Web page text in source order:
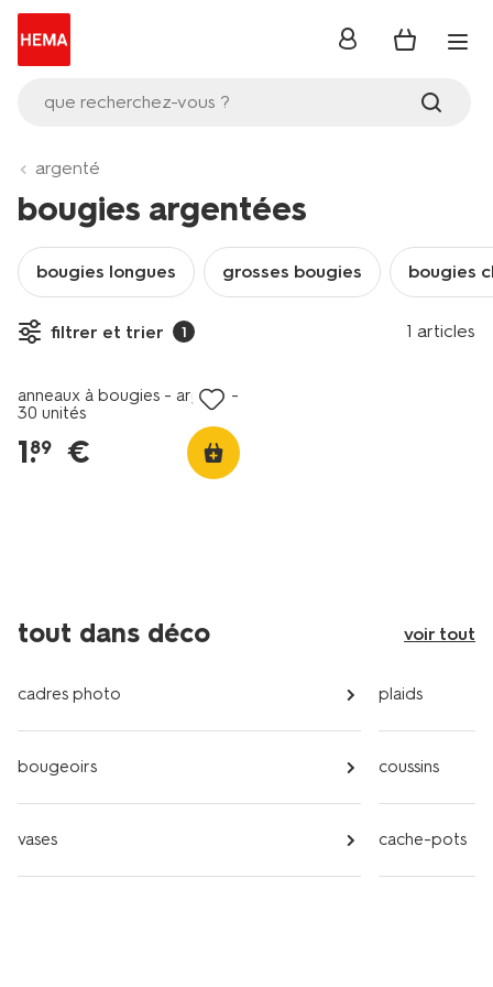
que recherchez-vous ?
se
argenté
bougies argentées
bougies longues grosses bougies bougies
filtrer et trier 1 1 articles
anneaux à bougies - argent -
30 unités
1.
89 €
tout dans déco voir tout
cadres photo
bougeoirs
vases
plaids
coussins
cache-pots